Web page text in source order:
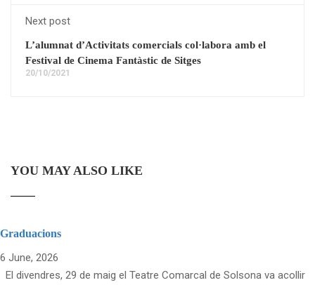
Next post
L’alumnat d’Activitats comercials col·labora amb el
Festival de Cinema Fantàstic de Sitges
20/10/2021
YOU MAY ALSO LIKE
Graduacions
6 June, 2026
El divendres, 29 de maig el Teatre Comarcal de Solsona va acollir